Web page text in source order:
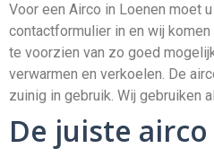
Voor een Airco in Loenen moet
contactformulier in en wij
te voorzien van zo goed
verwarmen en verkoelen. De
zuinig in gebruik. Wij gebruiken
De juiste